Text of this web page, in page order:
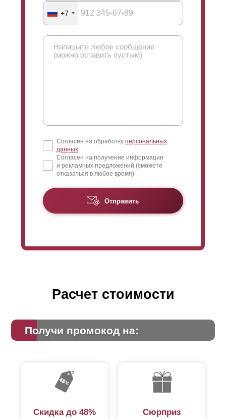
Как и любая модель ограждения, «Хай-тек» может
+7
Согласен на обработку персональных
данных
Согласен на получение информации
и рекламных предложений (сможете
отказаться в любое время)
Отправить
Расчет стоимости
Получи промокод на:
Скидка до 48% Сюрприз